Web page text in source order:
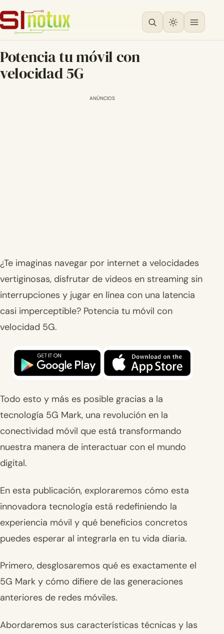
Potencia tu móvil con
velocidad 5G
ANÚNCIOS
¿Te imaginas navegar por internet a velocidades
vertiginosas, disfrutar de videos en streaming sin
interrupciones y jugar en línea con una latencia
casi imperceptible? Potencia tu móvil con
velocidad 5G.
Todo esto y más es posible gracias a la
tecnología 5G Mark, una revolución en la
conectividad móvil que está transformando
nuestra manera de interactuar con el mundo
digital.
En esta publicación, exploraremos cómo esta
innovadora tecnología está redefiniendo la
experiencia móvil y qué beneficios concretos
puedes esperar al integrarla en tu vida diaria.
Primero, desglosaremos qué es exactamente el
5G Mark y cómo difiere de las generaciones
anteriores de redes móviles.
Abordaremos sus características técnicas y las